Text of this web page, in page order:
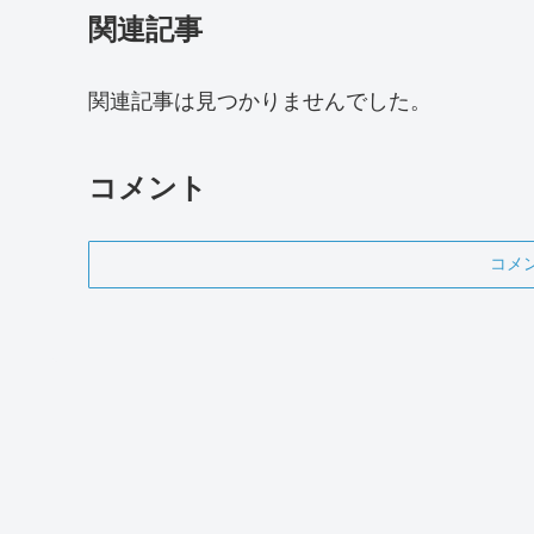
関連記事
関連記事は見つかりませんでした。
コメント
コメ